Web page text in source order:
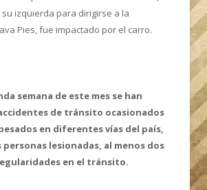
izquierda para dirigirse a la
Pies, fue impactado por el carro.
semana de este mes se han
de tránsito ocasionados
en diferentes vías del país,
personas lesionadas, al menos dos
en el tránsito.